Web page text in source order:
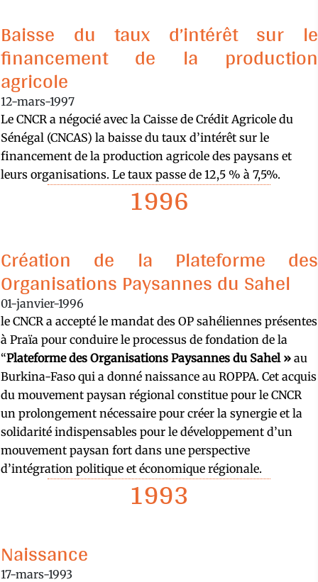
Baisse du taux d’intérêt sur le
financement de la production
agricole
12-mars-1997
Le CNCR a négocié avec la Caisse de Crédit Agricole du
Sénégal (CNCAS) la baisse du taux d’intérêt sur le
financement de la production agricole des paysans et
leurs organisations. Le taux passe de 12,5 % à 7,5%.
1996
Création de la Plateforme des
Organisations Paysannes du Sahel
01-janvier-1996
le CNCR a accepté le mandat des OP sahéliennes présentes
à Praïa pour conduire le processus de fondation de la
“Plateforme des Organisations Paysannes du Sahel » au
Burkina-Faso qui a donné naissance au ROPPA. Cet acquis
du mouvement paysan régional constitue pour le CNCR
un prolongement nécessaire pour créer la synergie et la
solidarité indispensables pour le développement d’un
mouvement paysan fort dans une perspective
d’intégration politique et économique régionale.
1993
Naissance
17-mars-1993